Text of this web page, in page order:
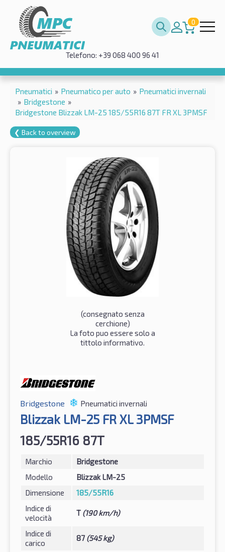
0
Telefono: +39 068 400 96 41
Pneumatici » Pneumatico per auto » Pneumatici invernali
» Bridgestone »
Bridgestone Blizzak LM-25 185/55R16 87T FR XL 3PMSF
❮ Back to overview
(consegnato senza
cerchione)
La foto puo essere solo a
tittolo informativo.
Bridgestone Pneumatici invernali
Blizzak LM-25 FR XL 3PMSF
185/55R16 87T
Marchio
Bridgestone
Modello
Blizzak LM-25
Dimensione
185/55R16
Indice di
velocità
T (190 km/h)
Indice di
carico
87 (545 kg)